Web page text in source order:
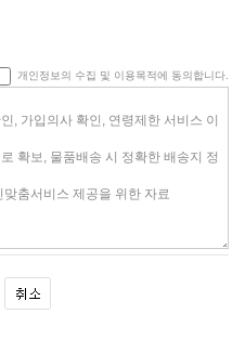
개인정보의 수집 및 이용목적에 동의합니다.